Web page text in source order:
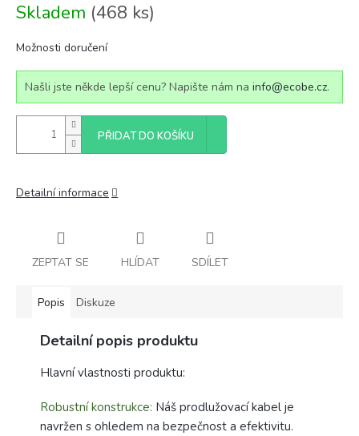
cena:
Skladem (468 ks)
Možnosti doručení
Našli jste někde lepší cenu? Napište nám na info@ecobe.cz.
PŘIDAT DO KOŠÍKU
Detailní informace
ZEPTAT SE HLÍDAT SDÍLET
Popis Diskuze
Detailní popis produktu
Hlavní vlastnosti produktu:
Robustní konstrukce: Náš prodlužovací kabel je
navržen s ohledem na bezpečnost a efektivitu.